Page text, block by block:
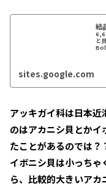
結
と
sites.google.com
アッキガイ科は日本近
のはアカニシ貝とか
たことがあるのでは？
イボニシ貝は小っちゃ
ら、比較的大きいアカ